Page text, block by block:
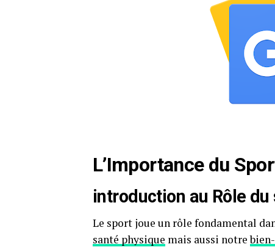
L’Importance du
introduction au Rôle du
Le sport joue un rôle fondamental
santé physique mais aussi notre